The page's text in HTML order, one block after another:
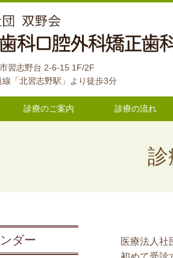
習志野台 2-6-15 1F/2F
「北習志野駅」より徒歩3分
診療のご案内 診療の流れ
診
医療法人社
ダー